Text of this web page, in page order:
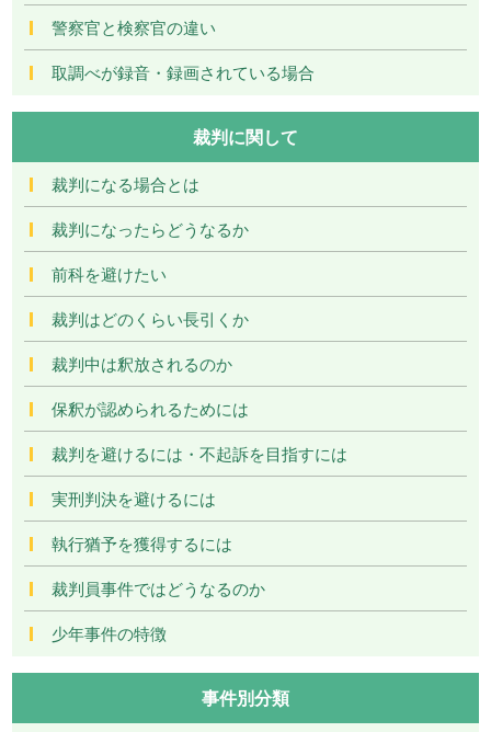
警察官と検察官の違い
取調べが録音・録画されている場合
裁判に関して
裁判になる場合とは
裁判になったらどうなるか
前科を避けたい
裁判はどのくらい長引くか
裁判中は釈放されるのか
保釈が認められるためには
裁判を避けるには・不起訴を目指すには
実刑判決を避けるには
執行猶予を獲得するには
裁判員事件ではどうなるのか
少年事件の特徴
事件別分類